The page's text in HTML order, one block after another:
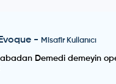
Evoque - Misafir Kullanıcı
Demedi demeyin